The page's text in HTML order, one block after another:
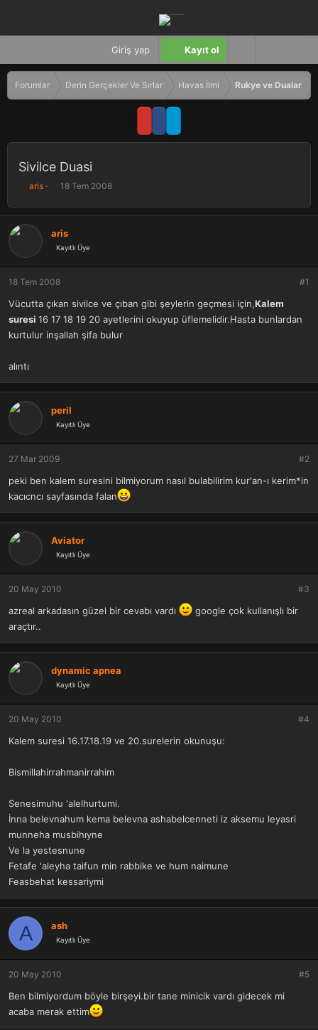
Giriş yap Kayıt ol
Forumlar Derin Gerçekler Ve Sırlar Havas İlmi Rukye ve Dualar
Sivilce Duasi
K
n
b
a
ş
a
t
aris
B
ş
a
n
ç
t
a
i
18 Tem 2008
aris
Kayıtlı Üye
18 Tem 2008 #1
Vücutta çıkan sivilce ve çıban gibi şeylerin geçmesi için,Kalem
suresi 16 17 18 19 20 ayetlerini okuyup üflemelidir.Hasta bunlardan
kurtulur inşallah şifa bulur
alıntı
peril
Kayıtlı Üye
27 Mar 2009 #2
peki ben kalem suresini bilmiyorum nasıl bulabilirim kur'an-ı kerim*in
kacıcncı sayfasında falan
Aviator
Kayıtlı Üye
20 May 2010 #3
azreal arkadasın güzel bir cevabı vardı
google çok kullanışlı bir
araçtır..
dynamic apnea
Kayıtlı Üye
20 May 2010 #4
Kalem suresi 16.17.18.19 ve 20.surelerin okunuşu:
Bismillahirrahmanirrahim
Senesimuhu 'alelhurtumi.
İnna belevnahum kema belevna ashabelcenneti iz aksemu leyasri
munneha musbihıyne
Ve la yestesnune
Fetafe 'aleyha taifun min rabbike ve hum naimune
Feasbehat kessariymi
A ash
Kayıtlı Üye
20 May 2010 #5
Ben bilmiyordum böyle birşeyi.bir tane minicik vardı gidecek mi
acaba merak ettim